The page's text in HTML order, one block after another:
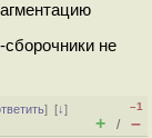
не
][↓]
–1
+ / –